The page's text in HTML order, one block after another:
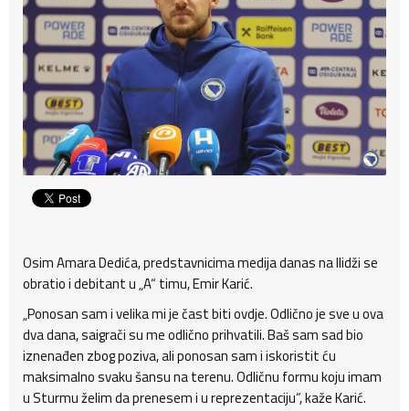
Osim Amara Dedića, predstavnicima medija danas na Ilidži se
obratio i debitant u „A“ timu, Emir Karić.
„Ponosan sam i velika mi je čast biti ovdje. Odlično je sve u ova
dva dana, saigrači su me odlično prihvatili. Baš sam sad bio
iznenađen zbog poziva, ali ponosan sam i iskoristit ću
maksimalno svaku šansu na terenu. Odličnu formu koju imam
u Sturmu želim da prenesem i u reprezentaciju“, kaže Karić.